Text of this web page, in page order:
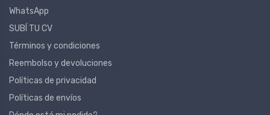
WhatsApp
SUBÍ TU CV
Términos y condiciones
Reembolso y devoluciones
Políticas de privacidad
Políticas de envíos